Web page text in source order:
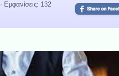
· Εμφανίσεις: 132